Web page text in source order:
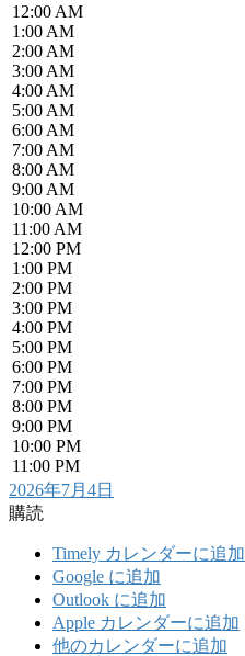
12:00 AM
1:00 AM
2:00 AM
3:00 AM
4:00 AM
5:00 AM
6:00 AM
7:00 AM
8:00 AM
9:00 AM
10:00 AM
11:00 AM
12:00 PM
1:00 PM
2:00 PM
3:00 PM
4:00 PM
5:00 PM
6:00 PM
7:00 PM
8:00 PM
9:00 PM
10:00 PM
11:00 PM
2026年7月4日
購読
Timely カレンダーに追加
Google に追加
Outlook に追加
Apple カレンダーに追加
他のカレンダーに追加